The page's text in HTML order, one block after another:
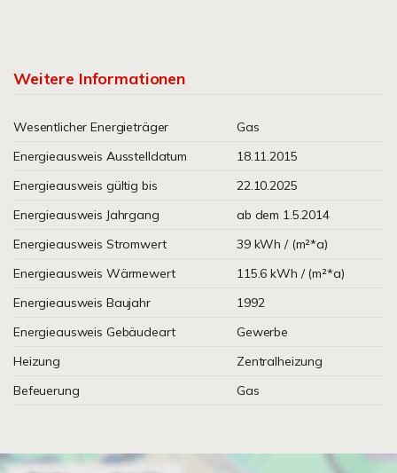
Weitere Informationen
Wesentlicher Energieträger
Gas
Energieausweis Ausstelldatum
18.11.2015
Energieausweis gültig bis
22.10.2025
Energieausweis Jahrgang
ab dem 1.5.2014
Energieausweis Stromwert
39 kWh / (m²*a)
Energieausweis Wärmewert
115.6 kWh / (m²*a)
Energieausweis Baujahr
1992
Energieausweis Gebäudeart
Gewerbe
Heizung
Zentralheizung
Befeuerung
Gas